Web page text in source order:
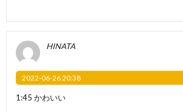
HINATA
2022-06-26 20:38
1:45 かわいい